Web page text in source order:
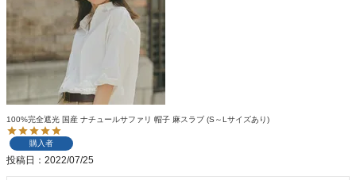
100%完全遮光 国産 ナチュールサファリ 帽子 麻スラブ (S～Lサイズあり)
購入者
投稿日 2022/07/25